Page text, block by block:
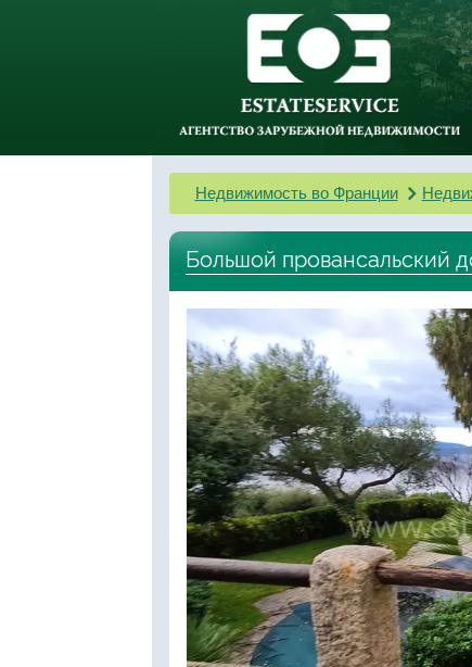
Недвижимость во Франции
Большой провансальский